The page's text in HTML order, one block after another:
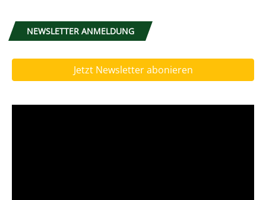
NEWSLETTER ANMELDUNG
Jetzt Newsletter abonieren